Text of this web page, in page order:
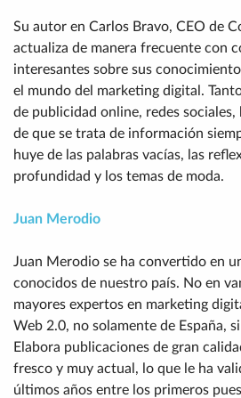
Su autor en Carlos Bravo, CEO de
actualiza de manera frecuente con
interesantes sobre sus
el mundo del marketing digital.
de publicidad online, redes
de que se trata de información
huye de las palabras vacías, las
profundidad y los temas de moda.
Juan Merodio
Juan Merodio se ha convertido en
conocidos de nuestro país. No en
mayores expertos en marketing
Web 2.0, no solamente de España,
Elabora publicaciones de gran
fresco y muy actual, lo que le ha
últimos años entre los primeros